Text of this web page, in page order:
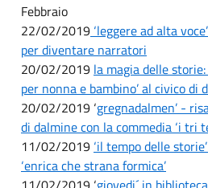
Febbraio
22/02/2019 ‘leggere ad alta
per diventare narratori
20/02/2019 la magia delle
per nonna e bambino’ al civico di
20/02/2019 ‘gregnadalmen’ -
di dalmine con la commedia ‘i tri
11/02/2019 ‘il tempo delle
‘enrica che strana formica’